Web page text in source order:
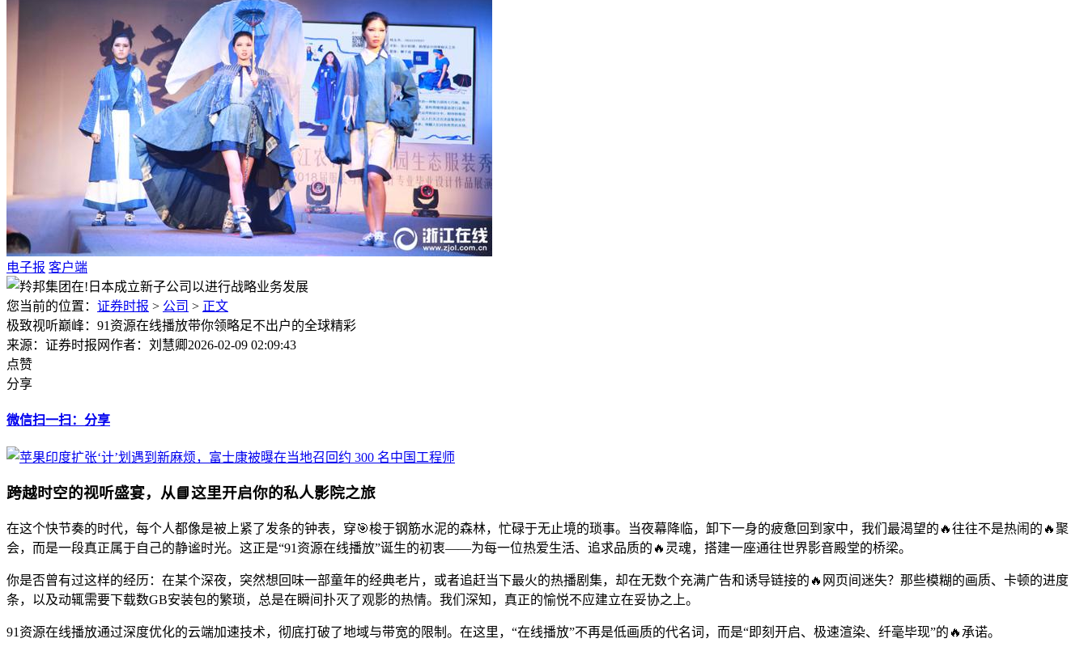
电子报 客户端
您当前的位置： 证券时报 > 公司 > 正文
极致视听巅峰：91资源在线播放带你领略足不出户的全球精彩
来源：证券时报网作者：刘慧卿2026-02-09 02:09:43
点赞
分享
微信扫一扫：分享
跨越时空的视听盛宴，从📘这里开启你的私人影院之旅
在这个快节奏的时代，每个人都像是被上紧了发条的钟表，穿🎯梭于钢筋水泥的森林，忙碌于无止境的琐事。当夜幕降临，卸下一身的疲惫回到家中，我们最渴望的🔥往往不是热闹的🔥聚
会，而是一段真正属于自己的静谧时光。这正是“91资源在线播放”诞生的初衷——为每一位热爱生活、追求品质的🔥灵魂，搭建一座通往世界影音殿堂的桥梁。
你是否曾有过这样的经历：在某个深夜，突然想回味一部童年的经典老片，或者追赶当下最火的热播剧集，却在无数个充满广告和诱导链接的🔥网页间迷失？那些模糊的画质、卡顿的进度
条，以及动辄需要下载数GB安装包的繁琐，总是在瞬间扑灭了观影的热情。我们深知，真正的愉悦不应建立在妥协之上。
91资源在线播放通过深度优化的云端加速技术，彻底打破了地域与带宽的限制。在这里，“在线播放”不再是低画质的代名词，而是“即刻开启、极速渲染、纤毫毕现”的🔥承诺。